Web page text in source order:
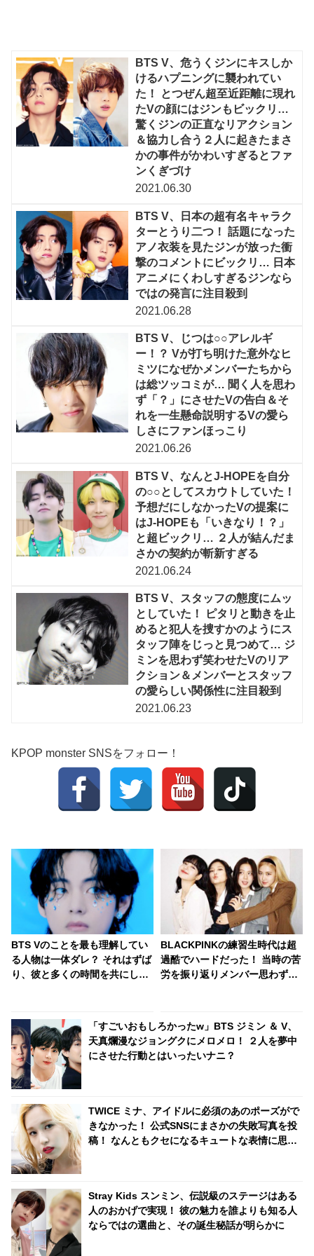
BTS V、危うくジンにキスしか
けるハプニングに襲われてい
た！ とつぜん超至近距離に現れ
たVの顔にはジンもビックリ…
驚くジンの正直なリアクション
＆協力し合う２人に起きたまさ
かの事件がかわいすぎるとファ
ンくぎづけ
2021.06.30
BTS V、日本の超有名キャラク
ターとうり二つ！ 話題になった
アノ衣装を見たジンが放った衝
撃のコメントにビックリ… 日本
アニメにくわしすぎるジンなら
ではの発言に注目殺到
2021.06.28
BTS V、じつは○○アレルギ
ー！？ Vが打ち明けた意外なヒ
ミツになぜかメンバーたちから
は総ツッコミが… 聞く人を思わ
ず「？」にさせたVの告白＆そ
れを一生懸命説明するVの愛ら
しさにファンほっこり
2021.06.26
BTS V、なんとJ-HOPEを自分
の○○としてスカウトしていた！
予想だにしなかったVの提案に
はJ-HOPEも「いきなり！？」
と超ビックリ… ２人が結んだま
さかの契約が斬新すぎる
2021.06.24
BTS V、スタッフの態度にムッ
としていた！ ピタリと動きを止
めると犯人を捜すかのようにス
タッフ陣をじっと見つめて… ジ
ミンを思わず笑わせたVのリア
クション＆メンバーとスタッフ
の愛らしい関係性に注目殺到
2021.06.23
KPOP monster SNSをフォロー！
BTS Vのことを最も理解してい
る人物は一体ダレ？ それはずば
り、彼と多くの時間を共にして
と太鼓判を押す様子がかわいす
ぎる
BLACKPINKの練習生時代は超
過酷でハードだった！ 当時の苦
労を振り返りメンバー思わず涙
「すごいおもしろかったw」BTS ジミン ＆ V、
天真爛漫なジョングクにメロメロ！ ２人を夢中
にさせた行動とはいったいナニ？
TWICE ミナ、アイドルに必須のあのポーズがで
きなかった！ 公式SNSにまさかの失敗写真を投
稿！ なんともクセになるキュートな表情に思わ
Stray Kids スンミン、伝説級のステージはある
人のおかげで実現！ 彼の魅力を誰よりも知る人
ならではの選曲と、その誕生秘話が明らかに